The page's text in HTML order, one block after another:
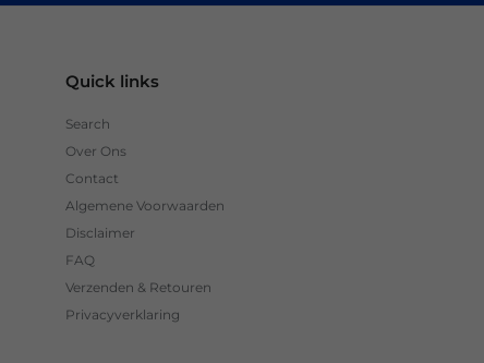
Quick links
Search
Over Ons
Contact
Algemene Voorwaarden
Disclaimer
FAQ
Verzenden & Retouren
Privacyverklaring